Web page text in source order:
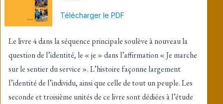
Télécharger le PDF
Le livre 4 dans la séquence principale soulève à nouveau la
question de l’identité, le « je » dans l’affirmation « Je marche
sur le sentier du service ». L’histoire façonne largement
l’identité de l’individu, ainsi que celle de tout un peuple. Les
seconde et troisième unités de ce livre sont dédiées à l’étude